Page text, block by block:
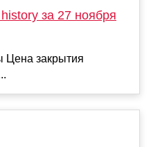
за 27 ноября
Цена закрытия